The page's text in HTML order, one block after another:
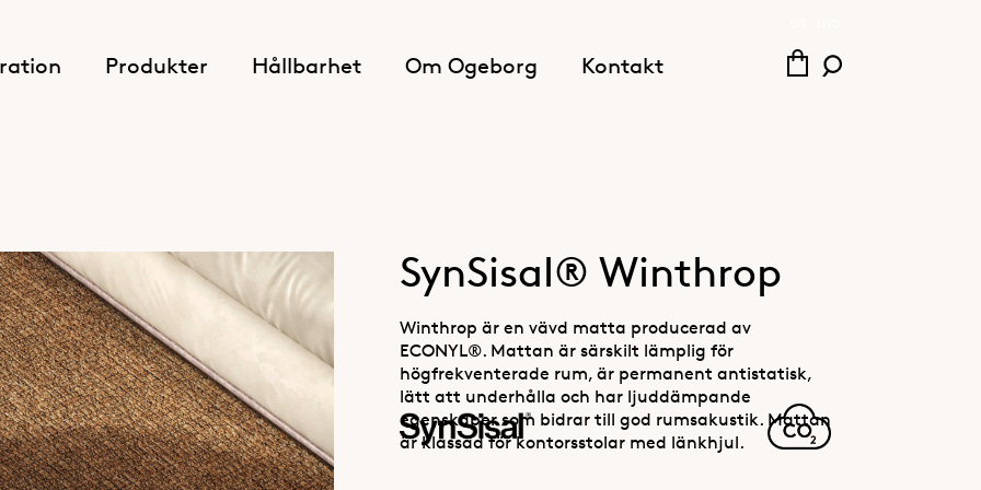
Produkter Hållbarhet Om Ogeborg Kontakt
SynSisal® Winthrop
Winthrop är en vävd matta producerad av
ECONYL®. Mattan är särskilt lämplig för
högfrekventerade rum, är permanent antistatisk,
lätt att underhålla och har ljuddämpande
egenskaper som bidrar till god rumsakustik. Mattan
är klassad för kontorsstolar med länkhjul.